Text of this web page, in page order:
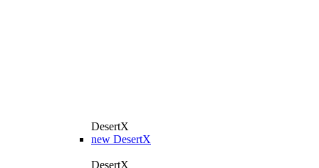
DesertX
new DesertX
DesertX